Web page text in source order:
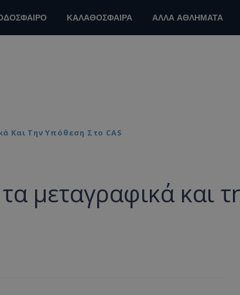
ΚΑΛΑΘΟΣΦΑΙΡΑ ΑΛΛΑ ΑΘΛΗΜΑΤΑ
Και Την Υπόθεση Στο CAS
μεταγραφικά και